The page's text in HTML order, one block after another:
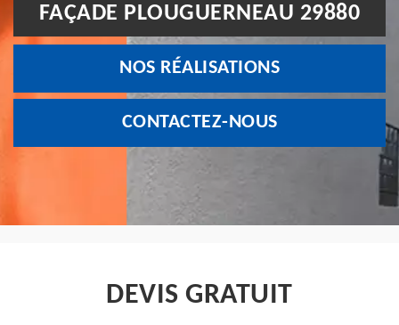
FAÇADE PLOUGUERNEAU 29880
NOS RÉALISATIONS
CONTACTEZ-NOUS
DEVIS GRATUIT